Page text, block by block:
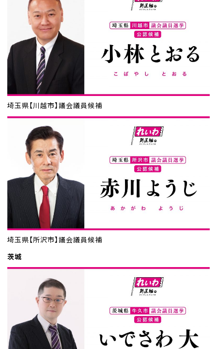
埼玉県【川越市】議会議員候補
埼玉県【所沢市】議会議員候補
茨城